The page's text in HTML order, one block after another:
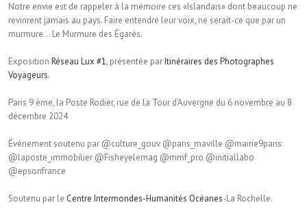
Notre envie est de rappeler à la mémoire ces «Islandais» dont beaucoup ne
revinrent jamais au pays. Faire entendre leur voix, ne serait-ce que par un
murmure… Le Murmure des Égarés.
Exposition Réseau Lux #1, présentée parItinéraires des Photographes
Voyageurs.
Paris 9 ème, la Poste Rodier, rue de la Tour d’Auvergne du 6 novembre au 8
décembre 2024
Évènement soutenu par @culture_gouv @paris_maville @mairie9paris
@laposte_immobilier @Fisheyelemag @mmf_pro @initiallabo
@epsonfrance
Soutenu par le Centre Intermondes-Humanités Océanes-La Rochelle.